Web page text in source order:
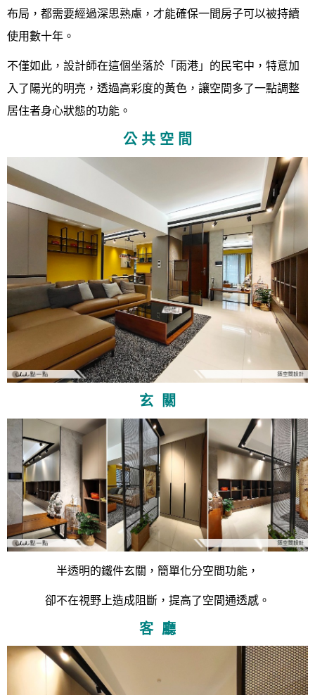
布局，都需要經過深思熟慮，才能確保一間房子可以被持續
使用數十年。
不僅如此，設計師在這個坐落於「雨港」的民宅中，特意加
入了陽光的明亮，透過高彩度的黃色，讓空間多了一點調整
居住者身心狀態的功能。
公 共 空 間
玄 關
半透明的鐵件玄關，簡單化分空間功能，
卻不在視野上造成阻斷，提高了空間通透感。
客 廳